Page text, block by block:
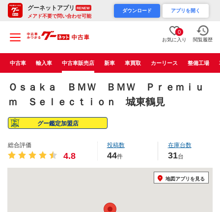
グーネットアプリ RENEW
メアド不要で問い合わせ可能
ダウンロード アプリを開く
0
お気に入り 閲覧履歴
中古車 輸入車 中古車販売店 新車 車買取 カーリース 整備工場
Ｏｓａｋａ ＢＭＷ ＢＭＷ Ｐｒｅｍｉｕ
ｍ Ｓｅｌｅｃｔｉｏｎ 城東鶴見
グー鑑定加盟店
総合評価
4.8
投稿数
44件
在庫台数
31台
地図アプリを見る